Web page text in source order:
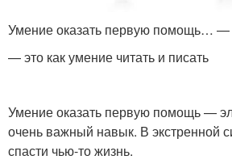
Умение оказать первую помощь… —
— это как умение читать и писать
Умение оказать первую помощь —
очень важный навык. В экстренной
спасти чью-то жизнь.